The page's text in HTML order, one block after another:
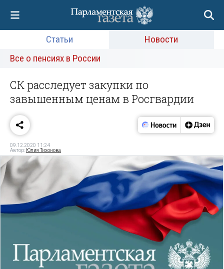
Статьи
Новости
Все о пенсиях в России
СК расследует закупки по
завышенным ценам в Росгвардии
09.12.2020 11:24
Автор: Юлия Тихонова